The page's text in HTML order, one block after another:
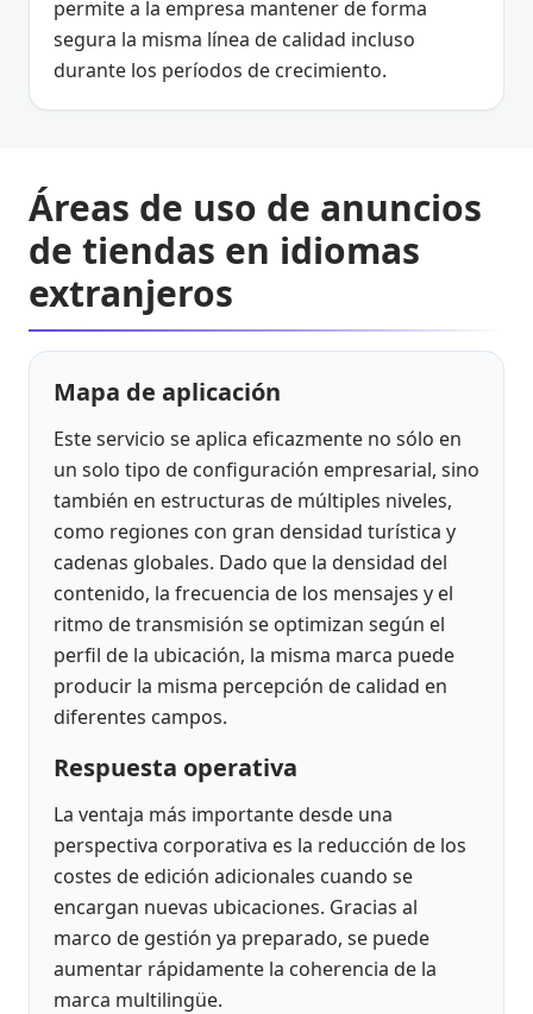
permite a la empresa mantener de forma
segura la misma línea de calidad incluso
durante los períodos de crecimiento.
Áreas de uso de anuncios
de tiendas en idiomas
extranjeros
Mapa de aplicación
Este servicio se aplica eficazmente no sólo en
un solo tipo de configuración empresarial, sino
también en estructuras de múltiples niveles,
como regiones con gran densidad turística y
cadenas globales. Dado que la densidad del
contenido, la frecuencia de los mensajes y el
ritmo de transmisión se optimizan según el
perfil de la ubicación, la misma marca puede
producir la misma percepción de calidad en
diferentes campos.
Respuesta operativa
La ventaja más importante desde una
perspectiva corporativa es la reducción de los
costes de edición adicionales cuando se
encargan nuevas ubicaciones. Gracias al
marco de gestión ya preparado, se puede
aumentar rápidamente la coherencia de la
marca multilingüe.